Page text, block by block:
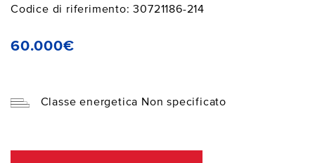
Codice di riferimento: 30721186-214
60.000€
Classe energetica Non specificato